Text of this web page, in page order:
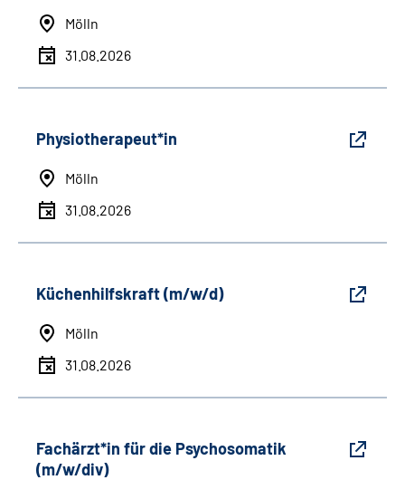
Mölln
31.08.2026
Physiotherapeut*in
Mölln
31.08.2026
Küchenhilfskraft (m/w/d)
Mölln
31.08.2026
Fachärzt*in für die Psychosomatik
(m/w/div)